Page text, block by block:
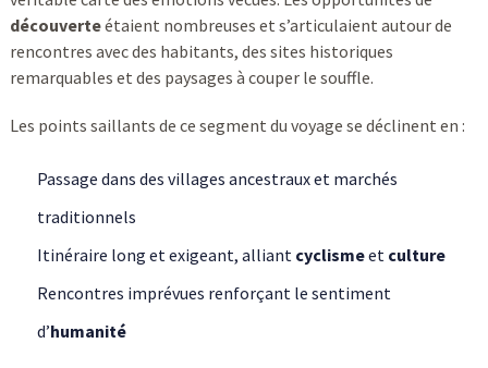
découverteétaient nombreuses et s’articulaient autour de
rencontres avec des habitants, des sites historiques
remarquables et des paysages à couper le souffle.
Les points saillants de ce segment du voyage se déclinent en :
Passage dans des villages ancestraux et marchés
traditionnels
Itinéraire long et exigeant, alliant cyclismeet culture
Rencontres imprévues renforçant le sentiment
d’humanité